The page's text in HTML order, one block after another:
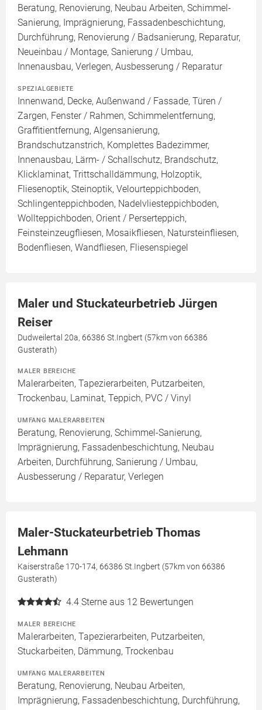
Beratung, Renovierung, Neubau Arbeiten, Schimmel-
Sanierung, Imprägnierung, Fassadenbeschichtung,
Durchführung, Renovierung / Badsanierung, Reparatur,
Neueinbau / Montage, Sanierung / Umbau,
Innenausbau, Verlegen, Ausbesserung / Reparatur
SPEZIALGEBIETE
Innenwand, Decke, Außenwand / Fassade, Türen /
Zargen, Fenster / Rahmen, Schimmelentfernung,
Graffitientfernung, Algensanierung,
Brandschutzanstrich, Komplettes Badezimmer,
Innenausbau, Lärm- / Schallschutz, Brandschutz,
Klicklaminat, Trittschalldämmung, Holzoptik,
Fliesenoptik, Steinoptik, Velourteppichboden,
Schlingenteppichboden, Nadelvliesteppichboden,
Wollteppichboden, Orient / Perserteppich,
Feinsteinzeugfliesen, Mosaikfliesen, Natursteinfliesen,
Bodenfliesen, Wandfliesen, Fliesenspiegel
Maler und Stuckateurbetrieb Jürgen
Reiser
Dudweilertal 20a, 66386 St.Ingbert (57km von 66386
Gusterath)
MALER BEREICHE
Malerarbeiten, Tapezierarbeiten, Putzarbeiten,
Trockenbau, Laminat, Teppich, PVC / Vinyl
UMFANG MALERARBEITEN
Beratung, Renovierung, Schimmel-Sanierung,
Imprägnierung, Fassadenbeschichtung, Neubau
Arbeiten, Durchführung, Sanierung / Umbau,
Ausbesserung / Reparatur, Verlegen
Maler-Stuckateurbetrieb Thomas
Lehmann
Kaiserstraße 170-174, 66386 St.Ingbert (57km von 66386
Gusterath)
4.4 Sterne aus 12 Bewertungen
MALER BEREICHE
Malerarbeiten, Tapezierarbeiten, Putzarbeiten,
Stuckarbeiten, Dämmung, Trockenbau
UMFANG MALERARBEITEN
Beratung, Renovierung, Neubau Arbeiten,
Imprägnierung, Fassadenbeschichtung, Durchführung,